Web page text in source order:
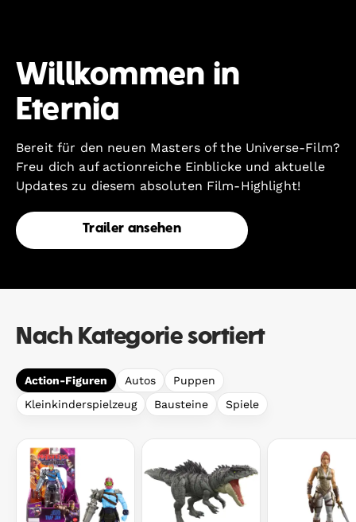
Willkommen in
Eternia
Bereit für den neuen Masters of the Universe-Film?
Freu dich auf actionreiche Einblicke und aktuelle
Updates zu diesem absoluten Film-Highlight!
Trailer ansehen
Nach Kategorie sortiert
Action-Figuren Autos
Puppen
Kleinkinderspielzeug
Bausteine Spiele